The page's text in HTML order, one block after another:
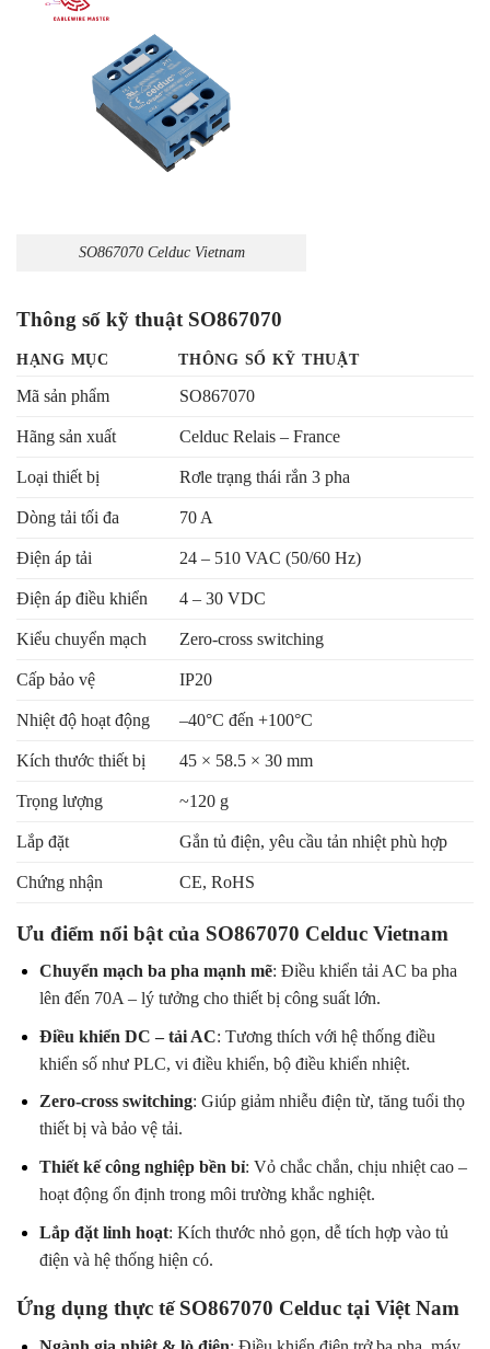
SO867070 Celduc Vietnam
Thông số kỹ thuật SO867070
HẠNG MỤC THÔNG SỐ KỸ THUẬT
Mã sản phẩm SO867070
Hãng sản xuất Celduc Relais – France
Loại thiết bị Rơle trạng thái rắn 3 pha
Dòng tải tối đa 70 A
Điện áp tải 24 – 510 VAC (50/60 Hz)
Điện áp điều khiển 4 – 30 VDC
Kiểu chuyển mạch Zero-cross switching
Cấp bảo vệ IP20
Nhiệt độ hoạt động –40°C đến +100°C
Kích thước thiết bị 45 × 58.5 × 30 mm
Trọng lượng ~120 g
Lắp đặt Gắn tủ điện, yêu cầu tản nhiệt phù hợp
Chứng nhận CE, RoHS
Ưu điểm nổi bật của SO867070 Celduc Vietnam
Chuyển mạch ba pha mạnh mẽ: Điều khiển tải AC ba pha
lên đến 70A – lý tưởng cho thiết bị công suất lớn.
Điều khiển DC – tải AC: Tương thích với hệ thống điều
khiển số như PLC, vi điều khiển, bộ điều khiển nhiệt.
Zero-cross switching: Giúp giảm nhiễu điện từ, tăng tuổi thọ
thiết bị và bảo vệ tải.
Thiết kế công nghiệp bền bỉ: Vỏ chắc chắn, chịu nhiệt cao –
hoạt động ổn định trong môi trường khắc nghiệt.
Lắp đặt linh hoạt: Kích thước nhỏ gọn, dễ tích hợp vào tủ
điện và hệ thống hiện có.
Ứng dụng thực tế SO867070 Celduc tại Việt Nam